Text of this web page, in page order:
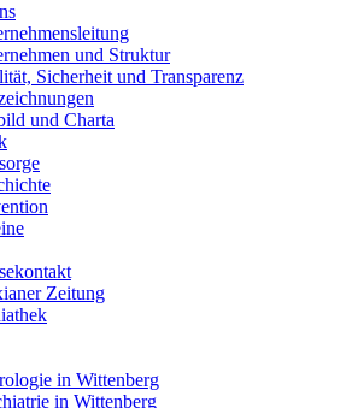
und Struktur
Sicherheit und Transparenz
und Charta
Zeitung
in Wittenberg
in Wittenberg